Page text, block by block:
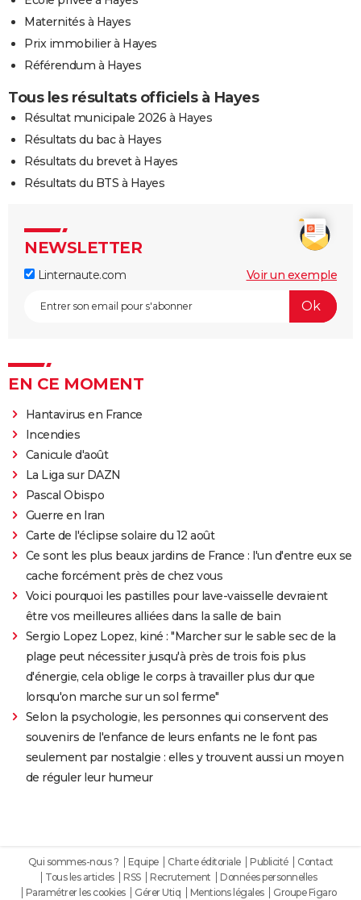
Maternités à Hayes
Prix immobilier à Hayes
Référendum à Hayes
Tous les résultats officiels à Hayes
Résultat municipale 2026 à Hayes
Résultats du bac à Hayes
Résultats du brevet à Hayes
Résultats du BTS à Hayes
NEWSLETTER
Linternaute.com Voir un exemple
EN CE MOMENT
Hantavirus en France
Incendies
Canicule d'août
La Liga sur DAZN
Pascal Obispo
Guerre en Iran
Carte de l'éclipse solaire du 12 août
Ce sont les plus beaux jardins de France : l'un d'entre eux se
cache forcément près de chez vous
Voici pourquoi les pastilles pour lave-vaisselle devraient
être vos meilleures alliées dans la salle de bain
Sergio Lopez Lopez, kiné : "Marcher sur le sable sec de la
plage peut nécessiter jusqu'à près de trois fois plus
d'énergie, cela oblige le corps à travailler plus dur que
lorsqu'on marche sur un sol ferme"
Selon la psychologie, les personnes qui conservent des
souvenirs de l'enfance de leurs enfants ne le font pas
seulement par nostalgie : elles y trouvent aussi un moyen
de réguler leur humeur
Qui sommes-nous ? Equipe Charte éditoriale Publicité
Contact
Tous les articles
RSS Recrutement
Données personnelles
Paramétrer les cookies
Gérer Utiq Mentions légales Groupe Figaro